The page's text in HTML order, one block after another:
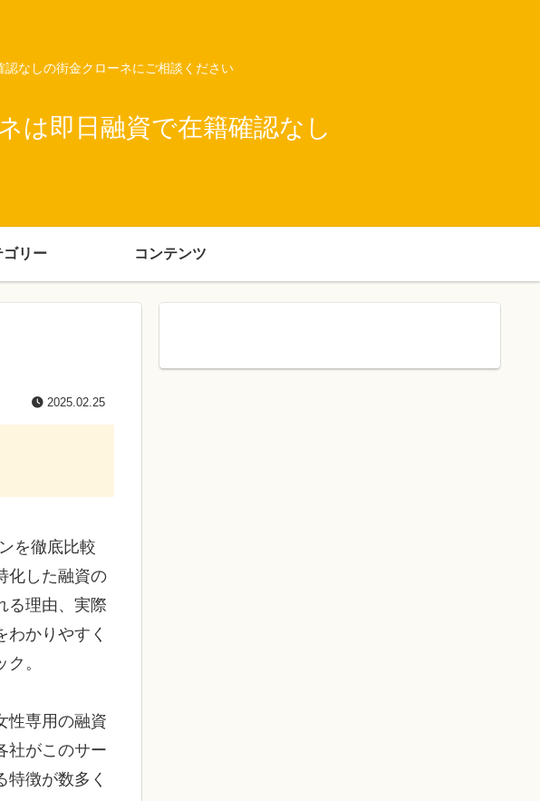
なしの街金クローネにご相談ください
は即日融資で在籍確認なし
ゴリー コンテンツ
2025.02.25
を徹底比較
化した融資の
る理由、実際
かりやすく
。
性専用の融資
社がこのサー
徴が数多く